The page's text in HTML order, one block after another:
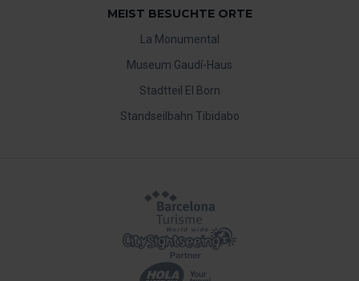
MEIST BESUCHTE ORTE
La Monumental
Museum Gaudí-Haus
Stadtteil El Born
Standseilbahn Tibidabo